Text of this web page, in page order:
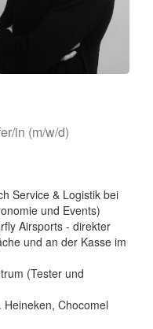
in (m/w/d)
Service & Logistik bei
und Events)
Airsports - direkter
und an der Kasse im
(Tester und
Chocomel